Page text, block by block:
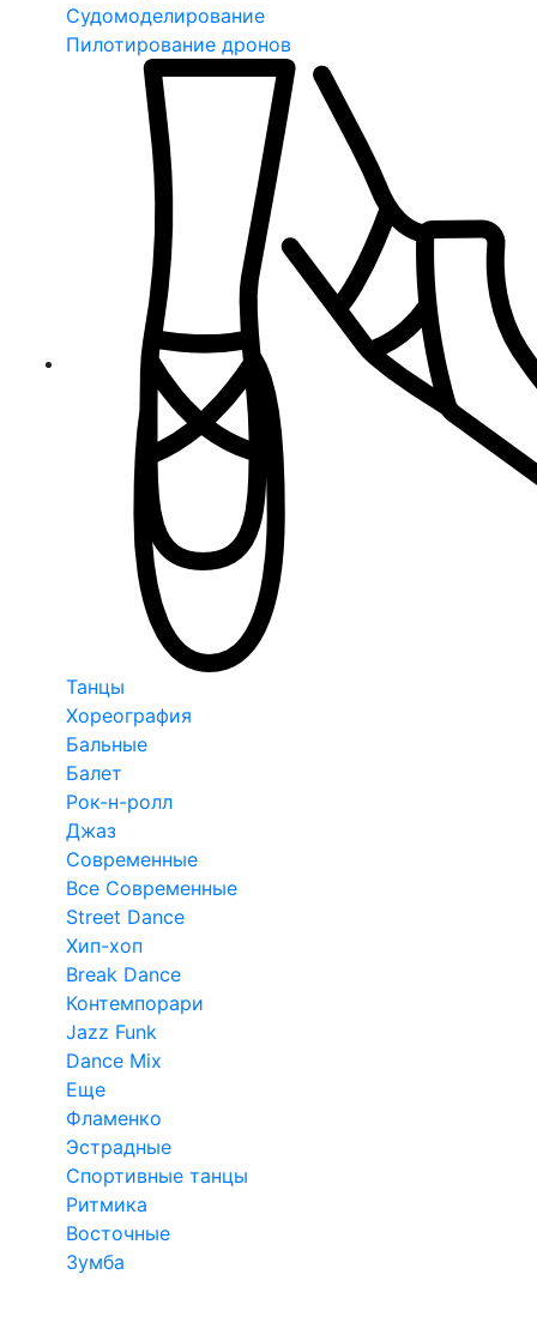
Судомоделирование
Пилотирование дронов
Танцы
Хореография
Бальные
Балет
Рок-н-ролл
Джаз
Современные
Все Современные
Street Dance
Хип-хоп
Break Dance
Контемпорари
Jazz Funk
Dance Mix
Еще
Фламенко
Эстрадные
Спортивные танцы
Ритмика
Восточные
Зумба